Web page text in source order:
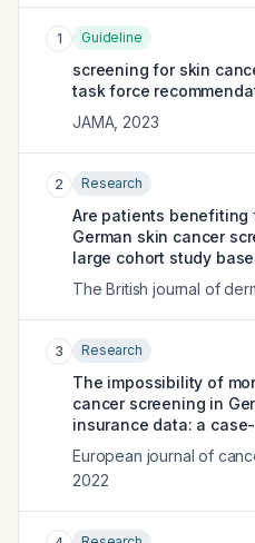
1 Guideline
screening for skin
task force
JAMA, 2023
2 Research
Are patients benefiting
German skin cancer
large cohort study
The British journal of
3 Research
The impossibility of
cancer screening in
insurance data: a
European journal of
2022